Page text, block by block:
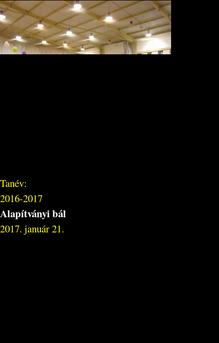
Tanév:
2016-2017
Alapítványi bál
2017. január 21.